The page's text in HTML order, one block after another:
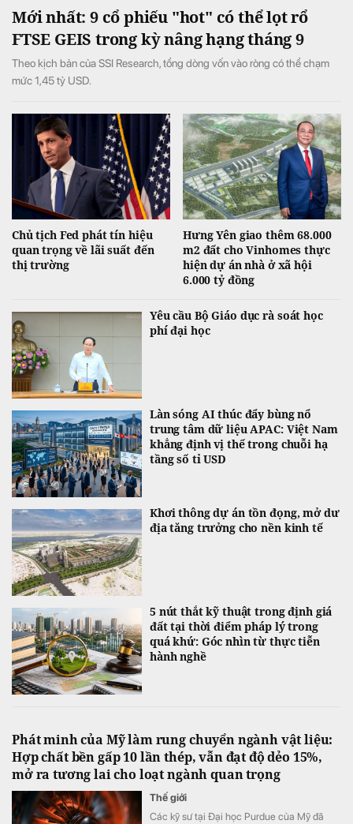
Mới nhất: 9 cổ phiếu "hot" có thể lọt rổ
FTSE GEIS trong kỳ nâng hạng tháng 9
Theo kịch bản của SSI Research, tổng dòng vốn vào ròng có thể chạm
mức 1,45 tỷ USD.
Chủ tịch Fed phát tín hiệu
quan trọng về lãi suất đến
thị trường
Hưng Yên giao thêm 68.000
m2 đất cho Vinhomes thực
hiện dự án nhà ở xã hội
6.000 tỷ đồng
Yêu cầu Bộ Giáo dục rà soát học
phí đại học
Làn sóng AI thúc đẩy bùng nổ
trung tâm dữ liệu APAC: Việt Nam
khẳng định vị thế trong chuỗi hạ
tầng số tỉ USD
Khơi thông dự án tồn đọng, mở dư
địa tăng trưởng cho nền kinh tế
5 nút thắt kỹ thuật trong định giá
đất tại thời điểm pháp lý trong
quá khứ: Góc nhìn từ thực tiễn
hành nghề
Phát minh của Mỹ làm rung chuyển ngành vật liệu:
Hợp chất bền gấp 10 lần thép, vẫn đạt độ dẻo 15%,
mở ra tương lai cho loạt ngành quan trọng
Thế giới
Các kỹ sư tại Đại học Purdue của Mỹ đã